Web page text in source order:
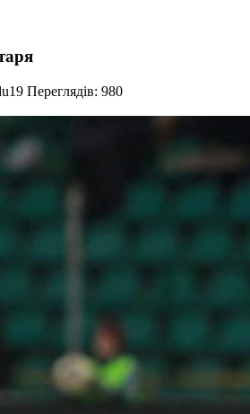
Переглядів: 980